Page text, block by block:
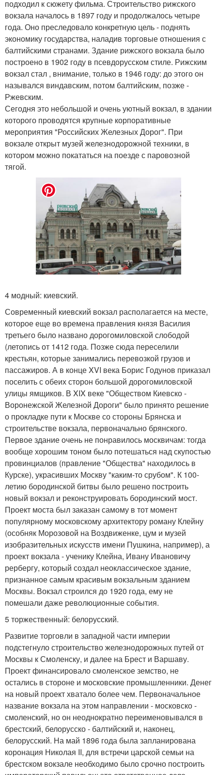
подходил к сюжету фильма. Строительство рижского
вокзала началось в 1897 году и продолжалось четыре
года. Оно преследовало конкретную цель - поднять
экономику государства, наладив торговые отношения с
балтийскими странами. Здание рижского вокзала было
построено в 1902 году в псевдорусском стиле. Рижским
вокзал стал , внимание, только в 1946 году: до этого он
назывался виндавским, потом балтийским, позже -
Ржевским.
Сегодня это небольшой и очень уютный вокзал, в здании
которого проводятся крупные корпоративные
мероприятия "Российских Железных Дорог". При
вокзале открыт музей железнодорожной техники, в
котором можно покататься на поезде с паровозной
тягой.
4 модный: киевский.
Современный киевский вокзал располагается на месте,
которое еще во времена правления князя Василия
третьего было названо дорогомиловской слободой
(летопись от 1412 года. Позже сюда переселили
крестьян, которые занимались перевозкой грузов и
пассажиров. А в конце XVI века Борис Годунов приказал
поселить с обеих сторон большой дорогомиловской
улицы ямщиков. В XIX веке "Обществом Киевско -
Воронежской Железной Дороги" было принято решение
о прокладке пути к Москве со стороны Брянска и
строительстве вокзала, первоначально брянского.
Первое здание очень не понравилось москвичам: тогда
вообще хорошим тоном было потешаться над скупостью
провинциалов (правление "Общества" находилось в
Курске), украсивших Москву "каким-то срубом". К 100-
летию бородинской битвы было решено построить
новый вокзал и реконструировать бородинский мост.
Проект моста был заказан самому в тот момент
популярному московскому архитектору роману Клейну
(особняк Морозовой на Воздвиженке, цум и музей
изобразительных искусств имени Пушкина, например), а
проект вокзала - ученику Клейна, Ивану Ивановичу
рербергу, который создал неоклассическое здание,
признанное самым красивым вокзальным зданием
Москвы. Вокзал строился до 1920 года, ему не
помешали даже революционные события.
5 торжественный: белорусский.
Развитие торговли в западной части империи
подстегнуло строительство железнодорожных путей от
Москвы к Смоленску, и далее на Брест и Варшаву.
Проект финансировало смоленское земство, не
остались в стороне и московские промышленники. Денег
на новый проект хватало более чем. Первоначальное
название вокзала на этом направлении - московско -
смоленский, но он неоднократно переименовывался в
брестский, белорусско - балтийский и, наконец,
белорусский. На май 1896 года была запланирована
коронация Николая II, для встречи царской семьи на
брестском вокзале необходимо было срочно построить